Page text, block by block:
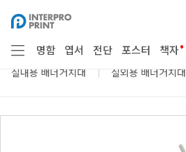
명함 엽서 전단 포스터 책자•
점착용품
실내용 배너거치대 | 실외용 배너거치대